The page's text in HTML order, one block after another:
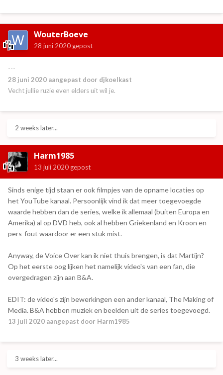
WouterBoeve
28 juni 2020 gepost
---
28 juni 2020 aangepast door djkoelkast
Vecht jullie ruzie even elders uit wil je.
2 weeks later...
Harm1985
13 juli 2020 gepost
Sinds enige tijd staan er ook filmpjes van de opname locaties op
het YouTube kanaal. Persoonlijk vind ik dat meer toegevoegde
waarde hebben dan de series, welke ik allemaal (buiten Europa en
Amerika) al op DVD heb, ook al hebben Griekenland en Kroon en
pers-fout waardoor er een stuk mist.
Anyway, de Voice Over kan ik niet thuis brengen, is dat Martijn?
Op het eerste oog lijken het namelijk video's van een fan, die
overgedragen zijn aan B&A.
EDIT: de video's zijn bewerkingen een ander kanaal, The Making of
Media. B&A hebben muziek en beelden uit de series toegevoegd.
13 juli 2020 aangepast door Harm1985
3 weeks later...